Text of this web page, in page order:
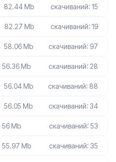
82.44 Mb скачиваний: 15
82.27 Mb скачиваний: 19
58.06 Mb скачиваний: 97
56.36 Mb скачиваний: 28
56.04 Mb скачиваний: 88
56.05 Mb скачиваний: 34
56 Mb скачиваний: 53
55.97 Mb скачиваний: 35